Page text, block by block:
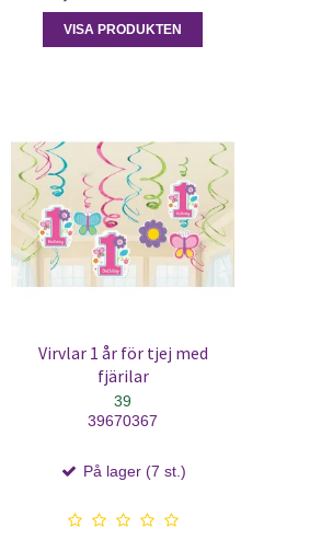
VISA PRODUKTEN
Virvlar 1 år för tjej med
fjärilar
39
39670367
På lager (7 st.)